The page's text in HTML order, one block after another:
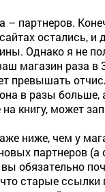
– партнеров.
остались, и
Однако я не
магазин раза в
превышать
в разы больше,
книгу, может
ниже, чем у
партнеров (а
обязательно
старые ссылки